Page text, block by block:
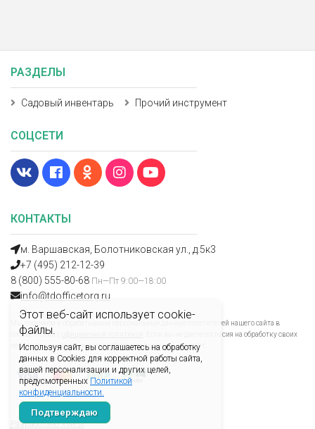
Этот веб-сайт использует cookie-
файлы.
Используя сайт, вы соглашаетесь на обработку
данных в Cookies для корректной работы сайта,
вашей персонализации и других целей,
предусмотренных Политикой
конфиденциальности.
Подтверждаю
КОНТАКТЫ
м. Варшавская, Болотниковская ул., д.5к3
+7 (495) 212-12-39
8 (800) 555-80-68 Пн—Пт 9:00—18:00
info@tdofficetorg.ru
Мы получаем и обрабатываем персональные данные посетителей нашего сайта в
соответствии с
. Если вы не даете согласия на обработку своих
персональных данных, вам необходимо покинуть наш сайт.
Разработано Xverst
РАЗДЕЛЫ
Садовый инвентарь Прочий инструмент
СОЦСЕТИ